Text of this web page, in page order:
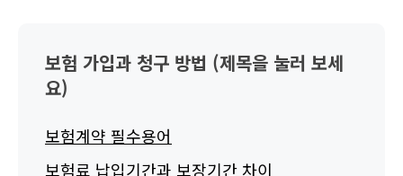
보험 가입과 청구 방법 (제목을 눌러 보세
요)
보험계약 필수용어
보험료 납입기간과 보장기간 차이